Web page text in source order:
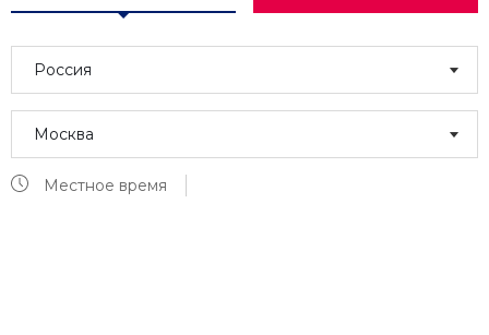
Россия
Москва
Местное время